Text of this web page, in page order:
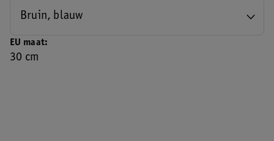
EU maat
30 cm
Bruin, blauw